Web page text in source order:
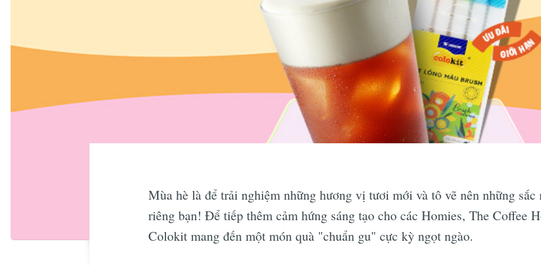
Mùa hè là để trải nghiệm những hương vị tươi mới và tô vẽ nên những sắc
riêng bạn! Để tiếp thêm cảm hứng sáng tạo cho các Homies, The Coffee
Colokit mang đến một món quà "chuẩn gu" cực kỳ ngọt ngào.